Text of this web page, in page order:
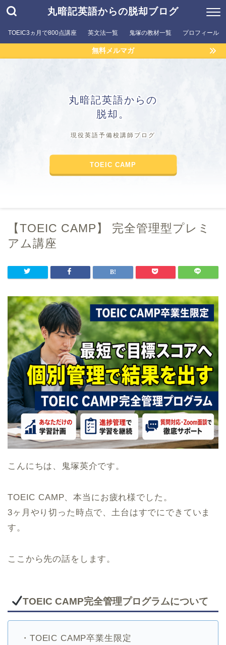
丸暗記英語からの脱却ブログ
TOEIC3ヵ月で800点講座 英文法一覧 鬼塚の教材一覧 プロフィール
無料メルマガ
丸暗記英語からの
脱却。
現役英語予備校講師ブログ
TOEIC CAMP
【TOEIC CAMP】 完全管理型プレミ
アム講座
こんにちは、鬼塚英介です。
TOEIC CAMP、本当にお疲れ様でした。
3ヶ月やり切った時点で、土台はすでにできていま
す。
ここから先の話をします。
TOEIC CAMP完全管理プログラムについて
・TOEIC CAMP卒業生限定